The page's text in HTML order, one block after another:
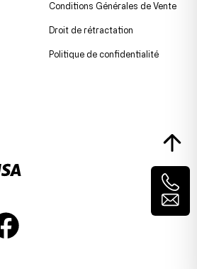
Conditions Générales de Vente
Droit de rétractation
Politique de confidentialité